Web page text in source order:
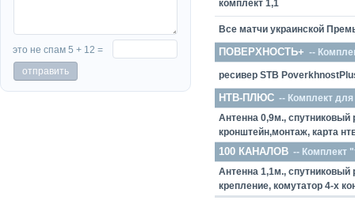
это не спам 5 + 12 =
комплект 1,1
Все матчи украинской
ПОВЕРХНОСТЬ+ --
ресивер STB
НТВ-ПЛЮС -- Комплект
Антенна 0,9м., спутниковый
кронштейн,монтаж, карта
100 КАНАЛОВ -- Комплект
Антенна 1,1м., спутниковый
крепление, комутатор 4-х